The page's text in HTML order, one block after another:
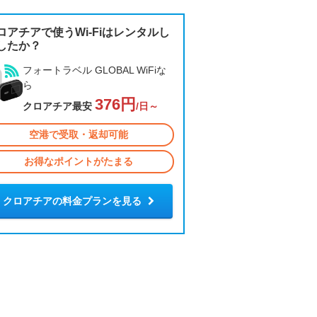
アチアで使うWi-Fiはレンタルし
たか？
フォートラベル GLOBAL WiFiな
ら
クロアチア最安 376円 /日～
空港で受取・返却可能
お得なポイントがたまる
クロアチアの料金プランを見る